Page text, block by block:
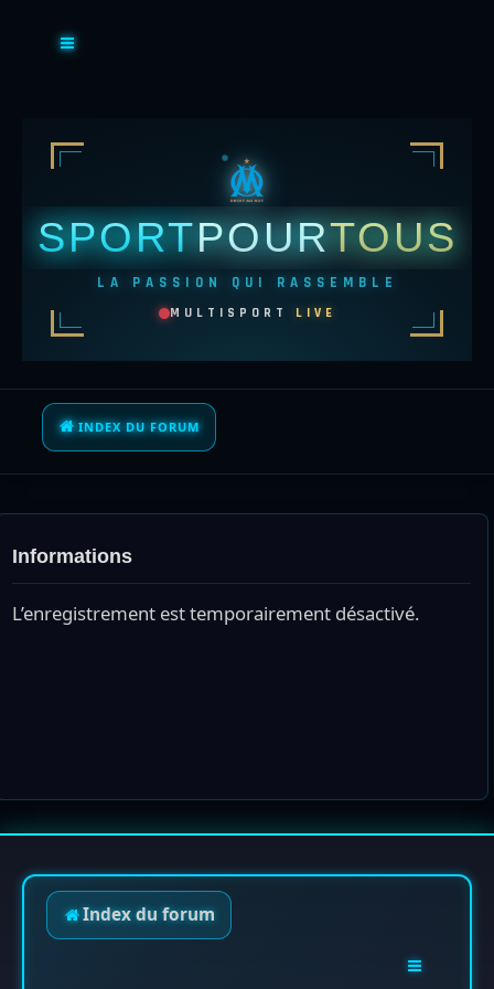
SPORTPOURTOUS
LA PASSION QUI RASSEMBLE
MULTISPORT LIVE
INDEX DU FORUM
Informations
L’enregistrement est temporairement désactivé.
Index du forum